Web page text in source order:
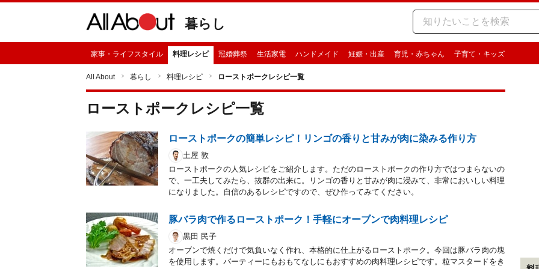
暮らし
家事・ライフスタイル 料理レシピ 冠婚葬祭 生活家電 ハンドメイド 妊娠・出産 育児・赤ちゃん 子育て・キッズ
All About 暮らし 料理レシピ ローストポークレシピ一覧
ローストポーク レシピ一覧
ローストポークの簡単レシピ！リンゴの香りと甘みが肉に染みる作り方
土屋 敦
ローストポークの人気レシピをご紹介します。ただのローストポークの作り方ではつまらないの
で、一工夫してみたら、抜群の出来に。リンゴの香りと甘みが肉に浸みて、非常においしい料理
になりました。自信のあるレシピですので、ぜひ作ってみてください。
豚バラ肉で作るローストポーク！手軽にオーブンで肉料理レシピ
黒田 民子
オーブンで焼くだけで気負いなく作れ、本格的に仕上がるローストポーク。今回は豚バラ肉の塊
を使用します。パーティーにもおもてなしにもおすすめの肉料理レシピです。粒マスタードをき